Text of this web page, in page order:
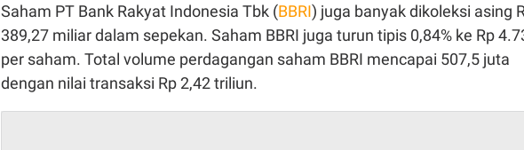
Saham PT Bank Rakyat Indonesia Tbk (BBRI) juga banyak dikoleksi asing
389,27 miliar dalam sepekan. Saham BBRI juga turun tipis 0,84% ke Rp
per saham. Total volume perdagangan saham BBRI mencapai 507,5 juta
dengan nilai transaksi Rp 2,42 triliun.